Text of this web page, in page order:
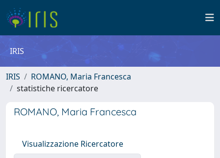
IRIS
IRIS
ROMANO, Maria Francesca
statistiche ricercatore
ROMANO, Maria Francesca
Visualizzazione Ricercatore